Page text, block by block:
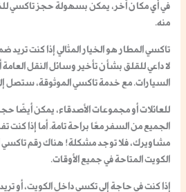
في أي مكان آخر، يمكن بسهولة حجز تاكسي
منه.
تاكسي المطار هو الخيار المثالي إذا كنت
لا داعي للقلق بشأن تأخير وسائل النقل
السيارات. مع خدمة تاكسيالموثوقة، ستصل
للعائلات أو مجموعات الأصدقاء، يمكن أيضًا
الجميع من السفر معًا براحة تامة. أما إذا كنت
مشاويرك، فلا توجد مشكلة! هناكرقم تاكسي
الكويتالمتاحة في جميع الأوقات.
إذا كنت في حاجة إلىتكسي داخل الكويت، أو